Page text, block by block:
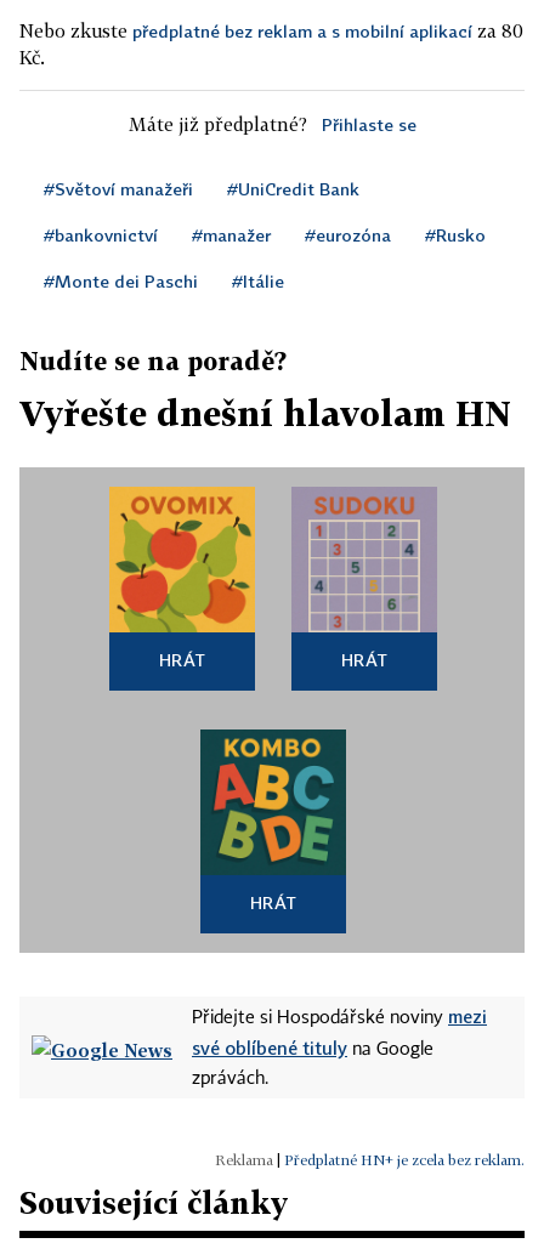
Nebo zkuste předplatné bez reklam a s mobilní aplikací za 80
Kč.
Máte již předplatné? Přihlaste se
#Světoví manažeři #UniCredit Bank
#bankovnictví #manažer #eurozóna #Rusko
#Monte dei Paschi #Itálie
Nudíte se na poradě?
Vyřešte dnešní hlavolam HN
HRÁT HRÁT
HRÁT
Přidejte si Hospodářské noviny mezi
své oblíbené tituly na Google
zprávách.
Předplatné HN+ je zcela bez reklam.
Související články